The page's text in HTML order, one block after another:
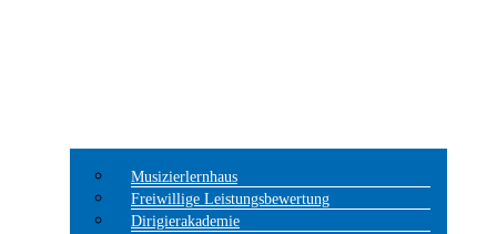
Musizierlernhaus
Freiwillige Leistungsbewertung
Dirigierakademie